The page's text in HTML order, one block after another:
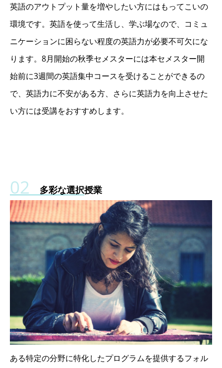
英語のアウトプット量を増やしたい方にはもってこいの
環境です。英語を使って生活し、学ぶ場なので、コミュ
ニケーションに困らない程度の英語力が必要不可欠にな
ります。8月開始の秋季セメスターには本セメスター開
始前に3週間の英語集中コースを受けることができるの
で、英語力に不安がある方、さらに英語力を向上させた
い方には受講をおすすめします。
多彩な選択授業
ある特定の分野に特化したプログラムを提供するフォル